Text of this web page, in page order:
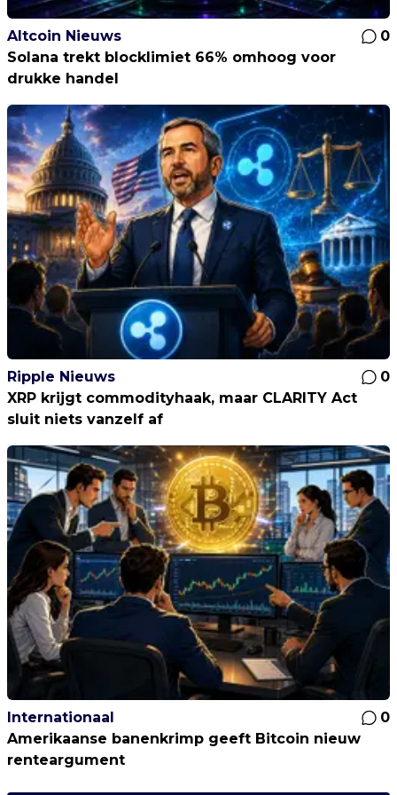
Altcoin Nieuws
0
Solana trekt blocklimiet 66% omhoog voor
drukke handel
Ripple Nieuws
0
XRP krijgt commodityhaak, maar CLARITY Act
sluit niets vanzelf af
Internationaal
0
Amerikaanse banenkrimp geeft Bitcoin nieuw
renteargument